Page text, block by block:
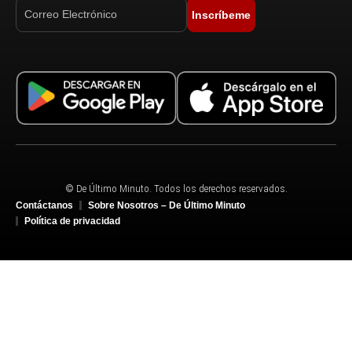
Inscríbeme
© De Último Minuto. Todos los derechos reservados.
Contáctanos
Sobre Nosotros – De Último Minuto
Política de privacidad